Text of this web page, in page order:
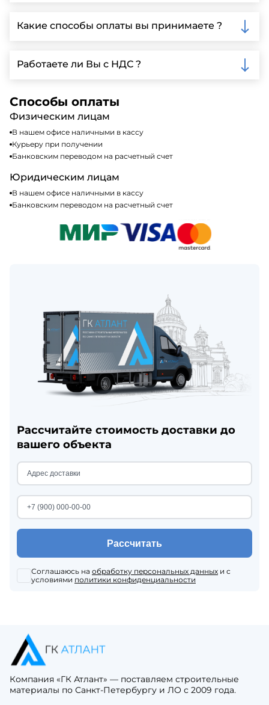
Ленинградской области, у нас собственный
автопарк, для обеспечения быстрой и надежной
Какие способы оплаты вы принимаете ?
включая наличные, банковские переводы,
кредитные карты. Подробную информацию о
Работаете ли Вы с НДС ?
налогообложения, т.е с НДС 20%
Способы оплаты
Физическим лицам
В нашем офисе наличными в кассу
Курьеру при получении
Банковским переводом на расчетный счет
Юридическим лицам
В нашем офисе наличными в кассу
Банковским переводом на расчетный счет
Рассчитайте стоимость доставки до
вашего объекта
Рассчитать
Соглашаюсь на обработку персональных данных и с
условиями политики конфиденциальности
Компания «ГК Атлант» — поставляем строительные
материалы по Санкт-Петербургу и ЛО с 2009 года.